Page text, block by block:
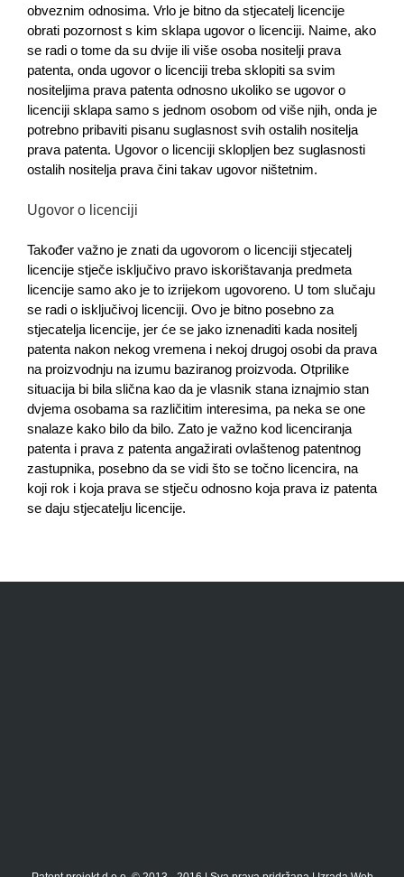
obveznim odnosima. Vrlo je bitno da stjecatelj licencije
obrati pozornost s kim sklapa ugovor o licenciji. Naime, ako
se radi o tome da su dvije ili više osoba nositelji prava
patenta, onda ugovor o licenciji treba sklopiti sa svim
nositeljima prava patenta odnosno ukoliko se ugovor o
licenciji sklapa samo s jednom osobom od više njih, onda je
potrebno pribaviti pisanu suglasnost svih ostalih nositelja
prava patenta. Ugovor o licenciji sklopljen bez suglasnosti
ostalih nositelja prava čini takav ugovor ništetnim.
Ugovor o licenciji
Također važno je znati da ugovorom o licenciji stjecatelj
licencije stječe isključivo pravo iskorištavanja predmeta
licencije samo ako je to izrijekom ugovoreno. U tom slučaju
se radi o isključivoj licenciji. Ovo je bitno posebno za
stjecatelja licencije, jer će se jako iznenaditi kada nositelj
patenta nakon nekog vremena i nekoj drugoj osobi da prava
na proizvodnju na izumu baziranog proizvoda. Otprilike
situacija bi bila slična kao da je vlasnik stana iznajmio stan
dvjema osobama sa različitim interesima, pa neka se one
snalaze kako bilo da bilo. Zato je važno kod licenciranja
patenta i prava z patenta angažirati ovlaštenog patentnog
zastupnika, posebno da se vidi što se točno licencira, na
koji rok i koja prava se stječu odnosno koja prava iz patenta
se daju stjecatelju licencije.